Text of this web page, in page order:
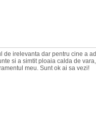
de irelevanta dar pentru cine a
si a simtit ploaia calda de
meu. Sunt ok ai sa vezi!